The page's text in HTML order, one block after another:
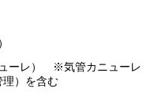
ューレ） ※気管カニューレ
理）を含む